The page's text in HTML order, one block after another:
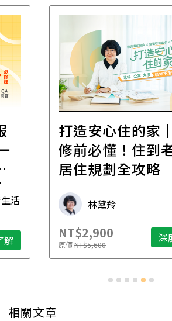
活
解
打造安心住的家
修前必懂！住到
居住規劃全攻略
林黛羚
NT$2,900
原價NT$5,600 深
相關文章